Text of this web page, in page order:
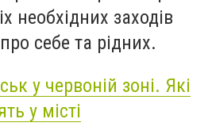
необхідних заходів
себе та рідних.
у червоній зоні. Які
у місті